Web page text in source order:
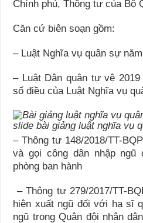
Chính phủ, Thông tư của Bộ
Căn cứ biên soạn gồm:
– Luật Nghĩa vụ quân sự
– Luật Dân quân tự vệ
số điều của Luật Nghĩa vụ
slide bài giảng luật nghĩa vụ
– Thông tư 148/2018/TT-
và gọi công dân nhập ngũ
phòng ban hành
– Thông tư 279/2017/TT-
hiện xuất ngũ đối với hạ sĩ
ngũ trong Quân đội nhân